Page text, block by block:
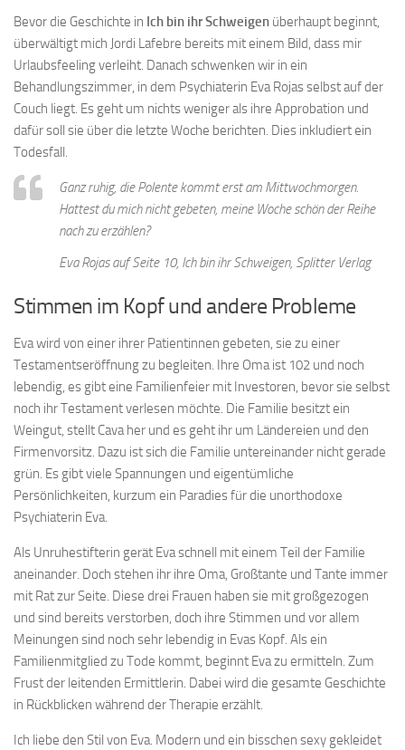
Bevor die Geschichte in Ich bin ihr Schweigen überhaupt beginnt,
überwältigt mich Jordi Lafebre bereits mit einem Bild, dass mir
Urlaubsfeeling verleiht. Danach schwenken wir in ein
Behandlungszimmer, in dem Psychiaterin Eva Rojas selbst auf der
Couch liegt. Es geht um nichts weniger als ihre Approbation und
dafür soll sie über die letzte Woche berichten. Dies inkludiert ein
Todesfall.
Ganz ruhig, die Polente kommt erst am Mittwochmorgen.
Hattest du mich nicht gebeten, meine Woche schön der Reihe
nach zu erzählen?
Eva Rojas auf Seite 10, Ich bin ihr Schweigen, Splitter Verlag
Stimmen im Kopf und andere Probleme
Eva wird von einer ihrer Patientinnen gebeten, sie zu einer
Testamentseröffnung zu begleiten. Ihre Oma ist 102 und noch
lebendig, es gibt eine Familienfeier mit Investoren, bevor sie selbst
noch ihr Testament verlesen möchte. Die Familie besitzt ein
Weingut, stellt Cava her und es geht ihr um Ländereien und den
Firmenvorsitz. Dazu ist sich die Familie untereinander nicht gerade
grün. Es gibt viele Spannungen und eigentümliche
Persönlichkeiten, kurzum ein Paradies für die unorthodoxe
Psychiaterin Eva.
Als Unruhestifterin gerät Eva schnell mit einem Teil der Familie
aneinander. Doch stehen ihr ihre Oma, Großtante und Tante immer
mit Rat zur Seite. Diese drei Frauen haben sie mit großgezogen
und sind bereits verstorben, doch ihre Stimmen und vor allem
Meinungen sind noch sehr lebendig in Evas Kopf. Als ein
Familienmitglied zu Tode kommt, beginnt Eva zu ermitteln. Zum
Frust der leitenden Ermittlerin. Dabei wird die gesamte Geschichte
in Rückblicken während der Therapie erzählt.
Ich liebe den Stil von Eva. Modern und ein bisschen sexy gekleidet